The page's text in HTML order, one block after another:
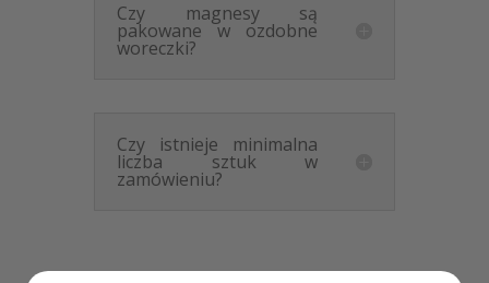
Czy magnesy są
pakowane w ozdobne
woreczki?
Czy istnieje minimalna
liczba sztuk w
zamówieniu?